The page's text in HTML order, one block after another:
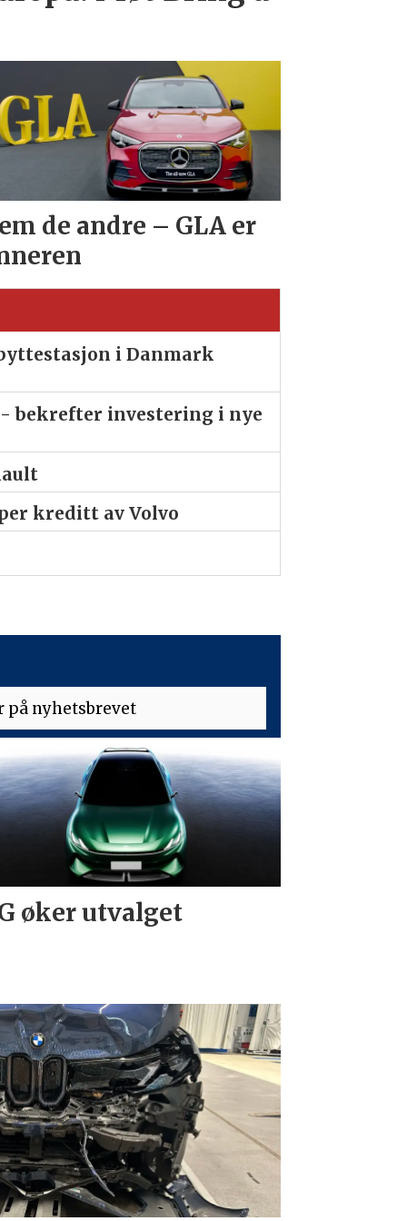
de andre – GLA er
i Danmark
bekrefter investering i nye
kreditt av Volvo
øker utvalget